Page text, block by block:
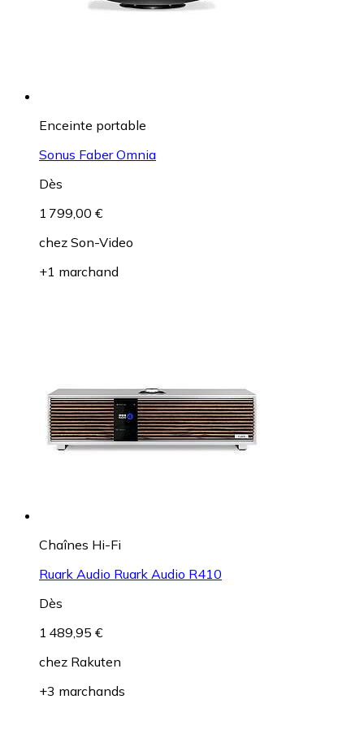
Enceinte portable
Sonus Faber Omnia
Dès
1 799,00 €
chez Son-Video
+1 marchand
Chaînes Hi-Fi
Ruark Audio Ruark Audio R410
Dès
1 489,95 €
chez Rakuten
+3 marchands